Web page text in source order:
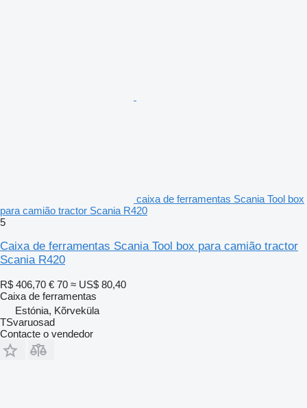
caixa de ferramentas Scania Tool box
para camião tractor Scania R420
5
Caixa de ferramentas Scania Tool box para camião tractor
Scania R420
R$ 406,70 € 70 ≈ US$ 80,40
Caixa de ferramentas
Estónia, Kõrveküla
TSvaruosad
Contacte o vendedor